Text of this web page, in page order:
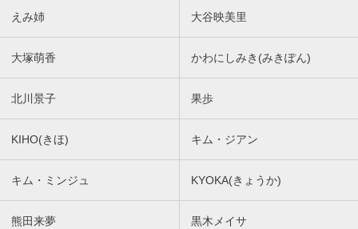
えみ姉 大谷映美里
大塚萌香 かわにしみき(みきぽん)
北川景子 果歩
KIHO(きほ) キム・ジアン
キム・ミンジュ KYOKA(きょうか)
熊田来夢 黒木メイサ